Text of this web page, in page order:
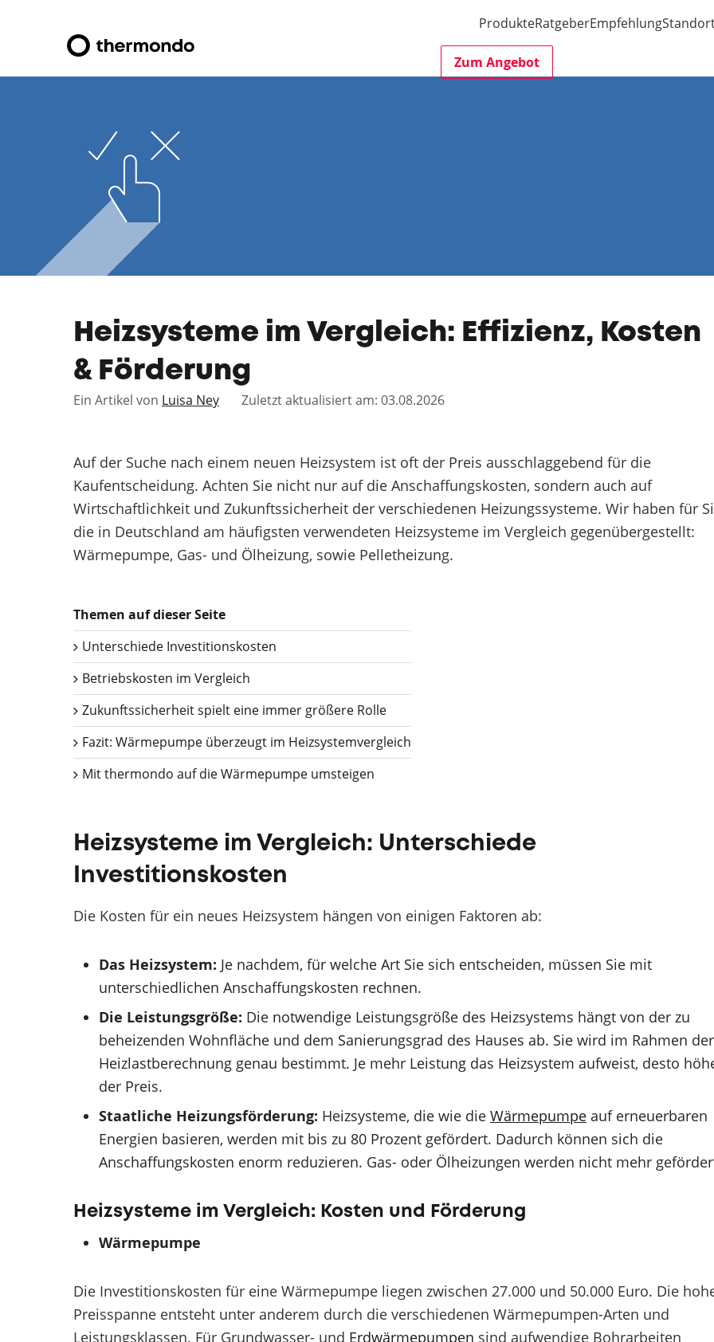
ProdukteRatgeberEmpfehlung
Zum Angebot
Heizsysteme im Vergleich: Effizienz, Kosten
& Förderung
Ein Artikel von Luisa Ney Zuletzt aktualisiert am: 03.08.2026
Auf der Suche nach einem neuen Heizsystem ist oft der Preis ausschlaggebend für die
Kaufentscheidung. Achten Sie nicht nur auf die Anschaffungskosten, sondern auch auf
Wirtschaftlichkeit und Zukunftssicherheit der verschiedenen Heizungssysteme. Wir haben für
die in Deutschland am häufigsten verwendeten Heizsysteme im Vergleich gegenübergestellt:
Wärmepumpe, Gas- und Ölheizung, sowie Pelletheizung.
Themen auf dieser Seite
Unterschiede Investitionskosten
Betriebskosten im Vergleich
Zukunftssicherheit spielt eine immer größere Rolle
Fazit: Wärmepumpe überzeugt im Heizsystemvergleich
Mit thermondo auf die Wärmepumpe umsteigen
Heizsysteme im Vergleich: Unterschiede
Investitionskosten
Die Kosten für ein neues Heizsystem hängen von einigen Faktoren ab:
Das Heizsystem: Je nachdem, für welche Art Sie sich entscheiden, müssen Sie mit
unterschiedlichen Anschaffungskosten rechnen.
Die Leistungsgröße: Die notwendige Leistungsgröße des Heizsystems hängt von der zu
beheizenden Wohnfläche und dem Sanierungsgrad des Hauses ab. Sie wird im Rahmen der
Heizlastberechnung genau bestimmt. Je mehr Leistung das Heizsystem aufweist, desto
der Preis.
Staatliche Heizungsförderung: Heizsysteme, die wie die Wärmepumpe auf erneuerbaren
Energien basieren, werden mit bis zu 80 Prozent gefördert. Dadurch können sich die
Anschaffungskosten enorm reduzieren. Gas- oder Ölheizungen werden nicht mehr
Heizsysteme im Vergleich: Kosten und Förderung
Wärmepumpe
Die Investitionskosten für eine Wärmepumpe liegen zwischen 27.000 und 50.000 Euro. Die
Preisspanne entsteht unter anderem durch die verschiedenen Wärmepumpen-Arten und
Leistungsklassen. Für Grundwasser- und Erdwärmepumpen sind aufwendige Bohrarbeiten